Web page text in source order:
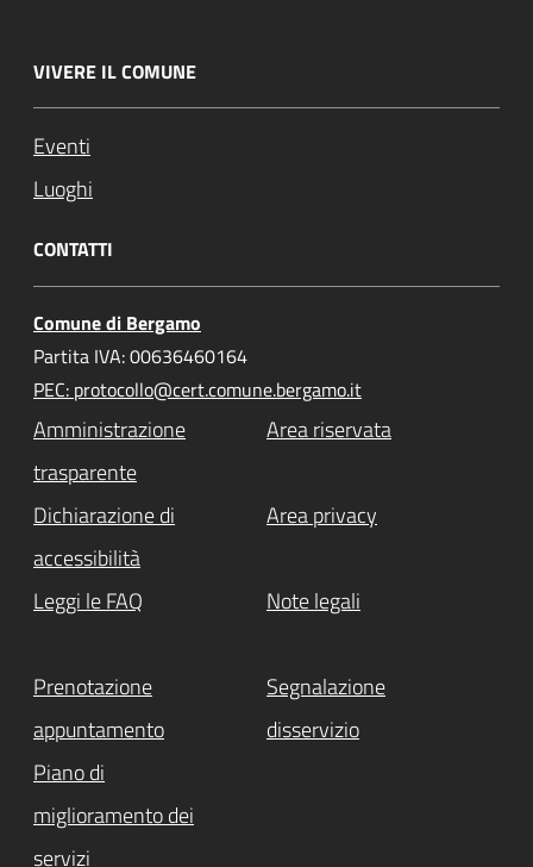
VIVERE IL COMUNE
Eventi
Luoghi
CONTATTI
Comune di Bergamo
Partita IVA: 00636460164
PEC: protocollo@cert.comune.bergamo.it
Amministrazione
trasparente
Area riservata
Dichiarazione di
accessibilità
Area privacy
Leggi le FAQ Note legali
Prenotazione
appuntamento
Segnalazione
disservizio
Piano di
miglioramento dei
servizi